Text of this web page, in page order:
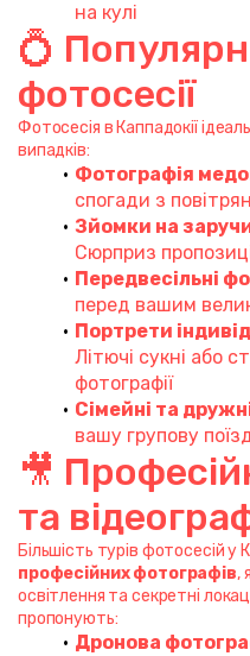
на кулі
💍
фотосесії
Фотосесія в Каппадокії
випадків:
Фотографія
спогади з
Зйомки на
Сюрприз
Передвесільні
перед вашим
Портрети
Літючі сукні або
фотографії
Сімейні та
вашу групову
🎥
та
професійних фотографів,
освітлення та секретні
пропонують:
Дронова